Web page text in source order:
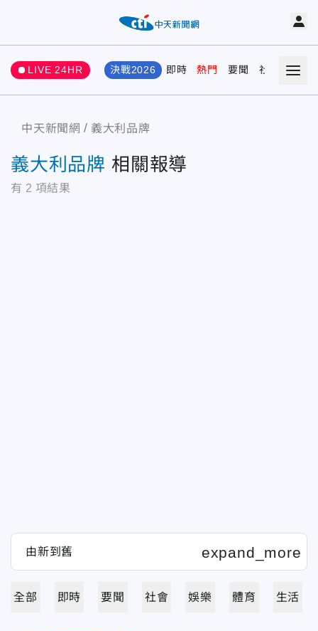
LIVE 24HR 決戰2026 即時 熱門 要聞 社會 娛樂
中天新聞網 義大利品牌
義大利品牌 相關報導
有 2 項結果
全部 即時 要聞 社會 娛樂 體育 生活